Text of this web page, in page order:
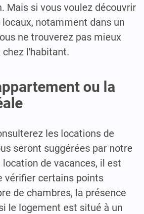
Mais si vous voulez découvrir
notamment dans un
ne trouverez pas mieux
chez l'habitant.
ou la
les locations de
seront suggérées par notre
de vacances, il est
vérifier certains points
de chambres, la présence
le logement est situé à un